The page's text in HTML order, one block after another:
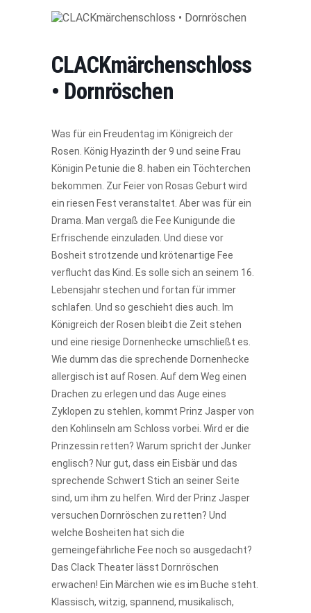
CLACKmärchenschloss
• Dornröschen
Was für ein Freudentag im Königreich der
Rosen. König Hyazinth der 9 und seine Frau
Königin Petunie die 8. haben ein Töchterchen
bekommen. Zur Feier von Rosas Geburt wird
ein riesen Fest veranstaltet. Aber was für ein
Drama. Man vergaß die Fee Kunigunde die
Erfrischende einzuladen. Und diese vor
Bosheit strotzende und krötenartige Fee
verflucht das Kind. Es solle sich an seinem 16.
Lebensjahr stechen und fortan für immer
schlafen. Und so geschieht dies auch. Im
Königreich der Rosen bleibt die Zeit stehen
und eine riesige Dornenhecke umschließt es.
Wie dumm das die sprechende Dornenhecke
allergisch ist auf Rosen. Auf dem Weg einen
Drachen zu erlegen und das Auge eines
Zyklopen zu stehlen, kommt Prinz Jasper von
den Kohlinseln am Schloss vorbei. Wird er die
Prinzessin retten? Warum spricht der Junker
englisch? Nur gut, dass ein Eisbär und das
sprechende Schwert Stich an seiner Seite
sind, um ihm zu helfen. Wird der Prinz Jasper
versuchen Dornröschen zu retten? Und
welche Bosheiten hat sich die
gemeingefährliche Fee noch so ausgedacht?
Das Clack Theater lässt Dornröschen
erwachen! Ein Märchen wie es im Buche steht.
Klassisch, witzig, spannend, musikalisch,